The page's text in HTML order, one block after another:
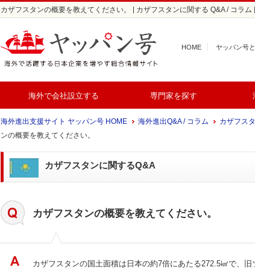
カザフスタンの概要を教えてください。 | カザフスタンに関する Q&A / コラ
HOME ヤッパン号
海外で会社設立する 専門家を探す
海外進出支援サイト ヤッパン号 HOME 海外進出Q&A / コラム カザフス
ンの概要を教えてください。
カザフスタンに関するQ&A
カザフスタンの概要を教えてください。
カザフスタンの国土面積は日本の約7倍にあたる272.5㎢で、旧